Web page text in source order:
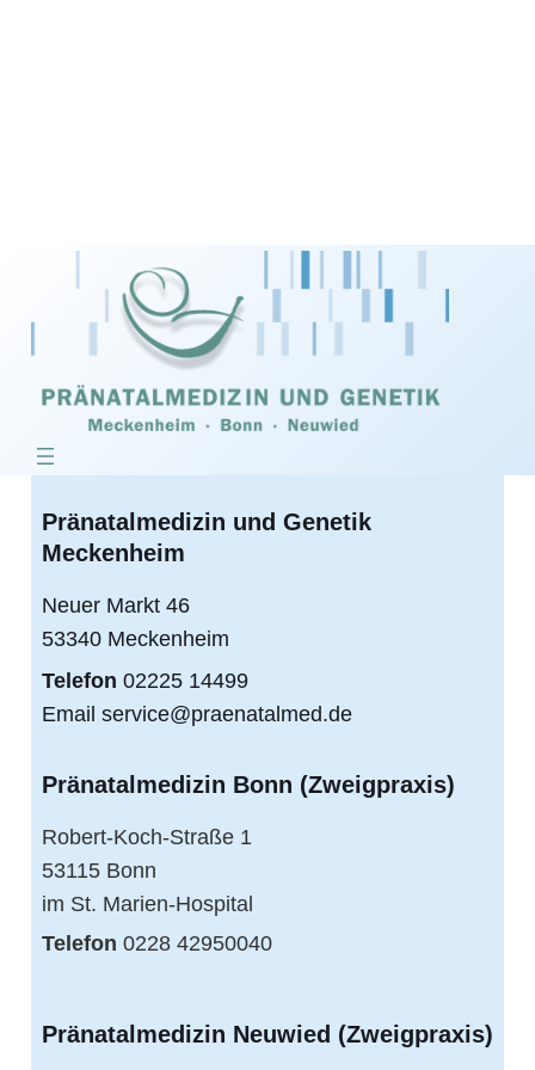
Pränatalmedizin und Genetik
Meckenheim
Neuer Markt 46
53340 Meckenheim
Telefon 02225 14499
Email service@praenatalmed.de
Pränatalmedizin Bonn (Zweigpraxis)
Robert-Koch-Straße 1
53115 Bonn
im St. Marien-Hospital
Telefon 0228 42950040
Pränatalmedizin Neuwied (Zweigpraxis)